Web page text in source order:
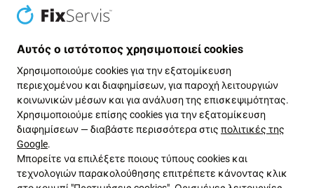
Το μήνυμα δεν επηρεάζει την απόδοση της
Εμφανίζεται στην οθόνη κλειδώματος για 4
ημέρες και μετά στις ρυθμίσεις
Αυτό συμβαίνει επειδή η αντικατάσταση της
μπαταρίας δεν έχει εγκριθεί από το επίσημο
λογισμικό της Apple και το εξάρτημα δεν έχει
αντιστοιχιστεί με τη μητρική πλακέτα σας.
Αυτός ο ιστότοπος χρησιμοποιεί cookies
Χρησιμοποιούμε cookies για την εξατομίκευση
περιεχομένου και διαφημίσεων, για παροχή λειτουργιών
κοινωνικών μέσων και για ανάλυση της επισκεψιμότητας.
Χρησιμοποιούμε επίσης cookies για την εξατομίκευση
διαφημίσεων — διαβάστε περισσότερα στις πολιτικές της
Google.
Μπορείτε να επιλέξετε ποιους τύπους cookies και
τεχνολογιών παρακολούθησης επιτρέπετε κάνοντας κλικ